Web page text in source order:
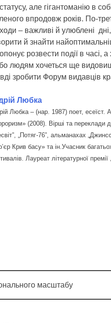
але гігантоманію в
впродовж років. По-
– важливі й улюблені
й знайти
розвести події в
бо людям хочеться ще
зробити Форум видавців
Любка
Любка – (нар. 1987) поет, есеїст.
(2008). Вірші та переклади
„Потяг-76”, альманахах
Крив басу» та ін.Учасник
Лауреат літературної
масштабу